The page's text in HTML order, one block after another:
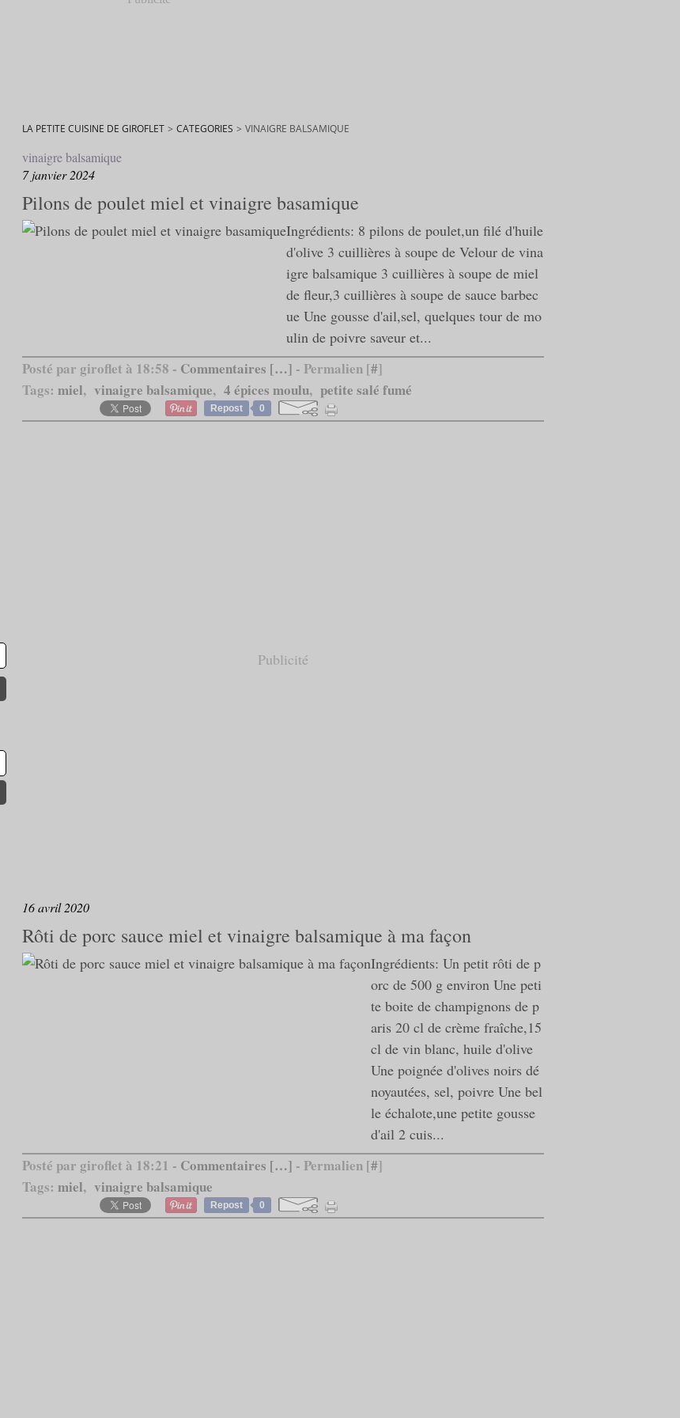
LA PETITE CUISINE DE GIROFLET > CATEGORIES > VINAIGRE BALSAMIQUE
vinaigre balsamique
7 janvier 2024
Pilons de poulet miel et vinaigre basamique
Ingrédients: 8 pilons de poulet,un filé d'huile
d'olive 3 cuillières à soupe de Velour de vina
igre balsamique 3 cuillières à soupe de miel
de fleur,3 cuillières à soupe de sauce barbec
ue Une gousse d'ail,sel, quelques tour de mo
ulin de poivre saveur et...
Posté par giroflet à 18:58 - Commentaires […] - Permalien [#]
Tags: miel, vinaigre balsamique, 4 épices moulu, petite salé fumé
Repost 0
Publicité
16 avril 2020
Rôti de porc sauce miel et vinaigre balsamique à ma façon
Ingrédients: Un petit rôti de p
orc de 500 g environ Une peti
te boite de champignons de p
aris 20 cl de crème fraîche,15
cl de vin blanc, huile d'olive
Une poignée d'olives noirs dé
noyautées, sel, poivre Une bel
le échalote,une petite gousse
d'ail 2 cuis...
Posté par giroflet à 18:21 - Commentaires […] - Permalien [#]
Tags: miel, vinaigre balsamique
Repost 0